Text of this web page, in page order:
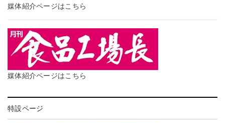
媒体紹介ページはこちら
媒体紹介ページはこちら
特設ページ